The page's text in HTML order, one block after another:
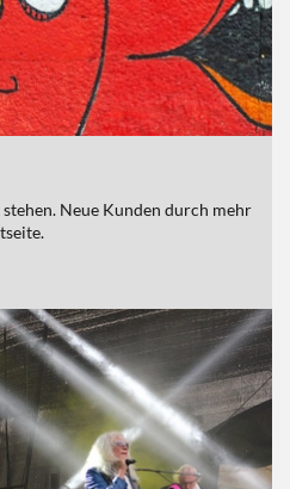
Neue Kunden durch mehr